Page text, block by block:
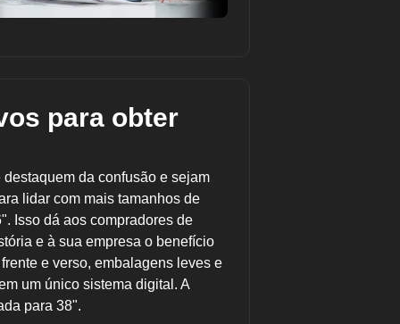
para obter
da confusão e sejam
lidar com mais tamanhos de
Isso dá aos compradores de
e à sua empresa o benefício
e verso, embalagens leves e
um único sistema digital. A
para 38".